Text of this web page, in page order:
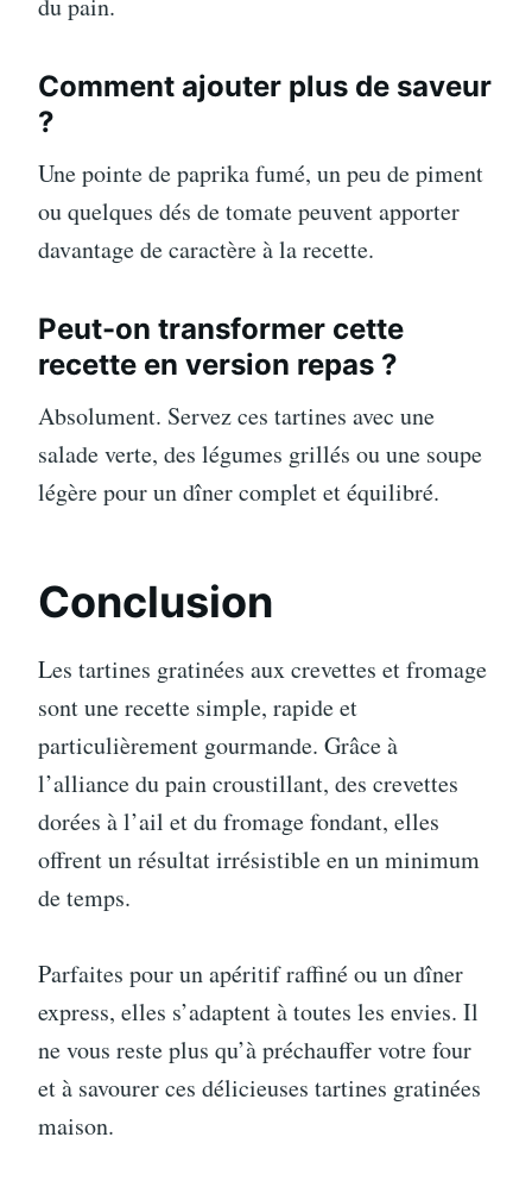
Comment ajouter plus de saveur
?
Une pointe de paprika fumé, un peu de piment
ou quelques dés de tomate peuvent apporter
davantage de caractère à la recette.
Peut-on transformer cette
recette en version repas ?
Absolument. Servez ces tartines avec une
salade verte, des légumes grillés ou une soupe
légère pour un dîner complet et équilibré.
Conclusion
Les tartines gratinées aux crevettes et fromage
sont une recette simple, rapide et
particulièrement gourmande. Grâce à
l’alliance du pain croustillant, des crevettes
dorées à l’ail et du fromage fondant, elles
offrent un résultat irrésistible en un minimum
de temps.
Parfaites pour un apéritif raffiné ou un dîner
express, elles s’adaptent à toutes les envies. Il
ne vous reste plus qu’à préchauffer votre four
et à savourer ces délicieuses tartines gratinées
maison.